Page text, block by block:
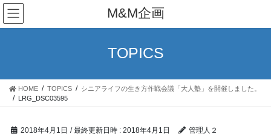
コ
ン
テ
ス
ナ
ビ
ゲ
ン
M&M企画
TOPICS
HOME TOPICS
シニアライフの生き方作戦会議「大人塾」を開催しました。
LRG_DSC03595
2018年4月1日 / 最終更新日時 : 2018年4月1日 管理人２